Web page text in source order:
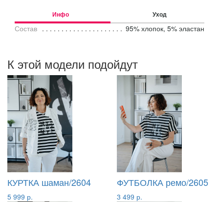
Инфо Уход
Состав 95% хлопок, 5% эластан
К этой модели подойдут
КУРТКА шаман/2604
5 999 р.
ФУТБОЛКА ремо/2605
3 499 р.